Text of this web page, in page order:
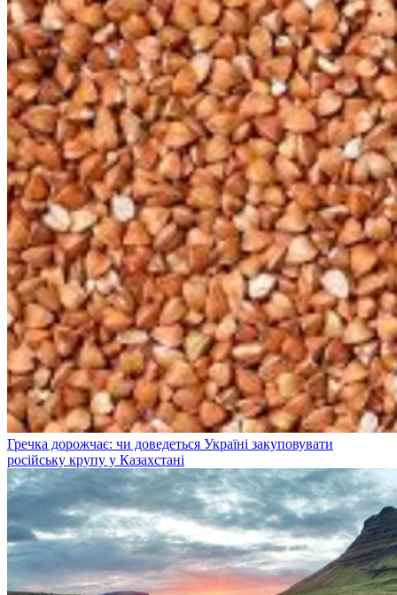
Гречка дорожчає: чи доведеться Україні закуповувати
російську крупу у Казахстані